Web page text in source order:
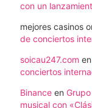
con un
mejores casinos
de conciertos
soicau247.com en
conciertos
Binance en
musical con